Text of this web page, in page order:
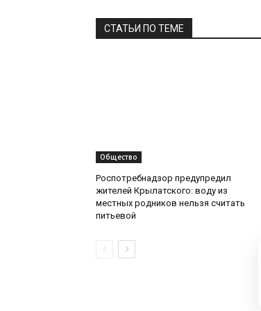
СТАТЬИ ПО ТЕМЕ
Общество
Роспотребнадзор предупредил
жителей Крылатского: воду из
местных родников нельзя считать
питьевой